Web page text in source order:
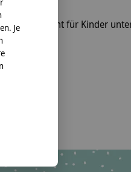
sind nicht für Kinder
KG
Je